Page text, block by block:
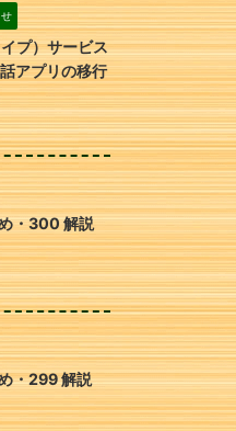
プ）サービス
アプリの移行
・300 解説
・299 解説